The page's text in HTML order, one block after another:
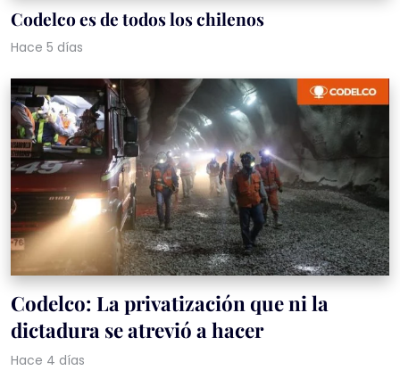
Codelco es de todos los chilenos
Hace 5 días
Codelco: La privatización que ni la
dictadura se atrevió a hacer
Hace 4 días